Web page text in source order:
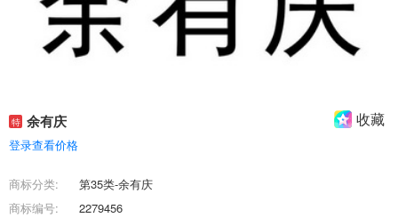
特 余有庆 收藏
登录查看价格
商标分类:
第35类-余有庆
商标编号:
2279456